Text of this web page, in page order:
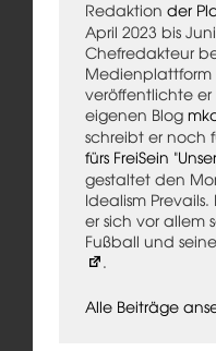
Redaktion der
April 2023 bis
Chefredakteur
Medienplattform
veröffentlichte er
eigenen Blog
schreibt er noch
fürs FreiSein
gestaltet den
Idealism
er sich vor allem
Fußball und
.
Alle Beiträge